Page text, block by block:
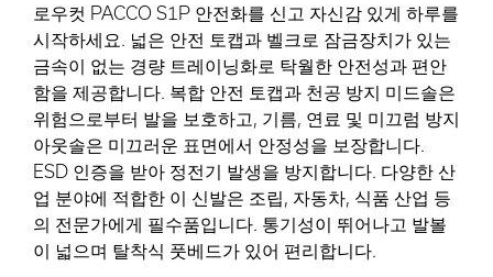
로우컷 PACCO S1P 안전화를 신고 자신감 있게 하루를
시작하세요. 넓은 안전 토캡과 벨크로 잠금장치가 있는
금속이 없는 경량 트레이닝화로 탁월한 안전성과 편안
함을 제공합니다. 복합 안전 토캡과 천공 방지 미드솔은
위험으로부터 발을 보호하고, 기름, 연료 및 미끄럼 방지
아웃솔은 미끄러운 표면에서 안정성을 보장합니다.
ESD 인증을 받아 정전기 발생을 방지합니다. 다양한 산
업 분야에 적합한 이 신발은 조립, 자동차, 식품 산업 등
의 전문가에게 필수품입니다. 통기성이 뛰어나고 발볼
이 넓으며 탈착식 풋베드가 있어 편리합니다.